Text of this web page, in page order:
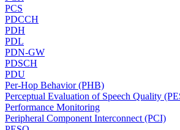
PCS
PDCCH
PDH
PDL
PDN-GW
PDSCH
PDU
Per-Hop Behavior (PHB)
Perceptual Evaluation of Speech Quality
Performance Monitoring
Peripheral Component Interconnect (PCI)